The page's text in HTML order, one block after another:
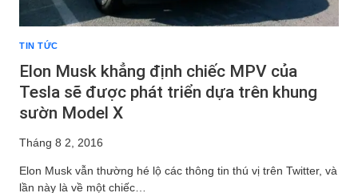
TIN TỨC
Elon Musk khẳng định chiếc MPV của
Tesla sẽ được phát triển dựa trên khung
sườn Model X
Tháng 8 2, 2016
Elon Musk vẫn thường hé lộ các thông tin thú vị trên Twitter, và
lần này là về một chiếc…